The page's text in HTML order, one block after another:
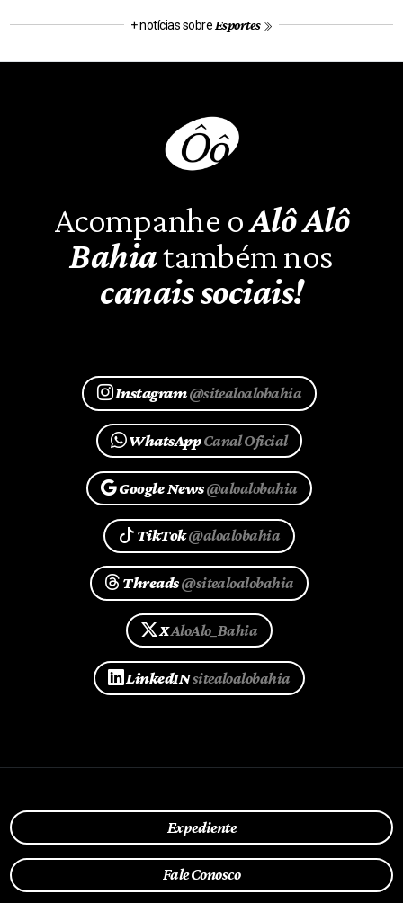
+ notícias sobre Esportes
Acompanhe oAlô Alô
Bahiatambém nos
canais sociais!
Instagram@sitealoalobahia
WhatsAppCanal Oficial
Google News@aloalobahia
TikTok@aloalobahia
Threads@sitealoalobahia
XAloAlo_Bahia
LinkedINsitealoalobahia
Expediente
Fale Conosco